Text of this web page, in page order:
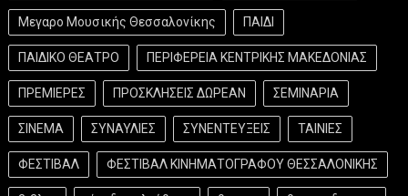
Μεγαρο Μουσικής Θεσσαλονίκης ΠΑΙΔΙ
ΠΑΙΔΙΚΟ ΘΕΑΤΡΟ ΠΕΡΙΦΕΡΕΙΑ ΚΕΝΤΡΙΚΗΣ ΜΑΚΕΔΟΝΙΑΣ
ΠΡΕΜΙΕΡΕΣ ΠΡΟΣΚΛΗΣΕΙΣ ΔΩΡΕΑΝ ΣΕΜΙΝΑΡΙΑ
ΣΙΝΕΜΑ ΣΥΝΑΥΛΙΕΣ ΣΥΝΕΝΤΕΥΞΕΙΣ ΤΑΙΝΙΕΣ
ΦΕΣΤΙΒΑΛ ΦΕΣΤΙΒΑΛ ΚΙΝΗΜΑΤΟΓΡΑΦΟΥ ΘΕΣΣΑΛΟΝΙΚΗΣ